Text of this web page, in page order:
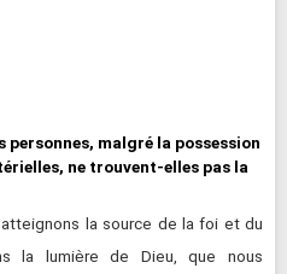
personnes, malgré la possession
ne trouvent-elles pas la
la source de la foi et du
la lumière de Dieu, que nous